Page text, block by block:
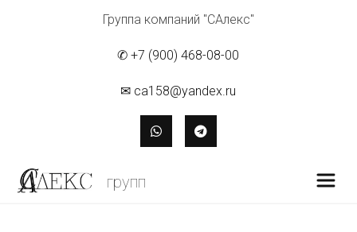
Группа компаний "САлекс"
✆ +7 (900) 468-08-00
✉ ca158@yandex.ru
групп